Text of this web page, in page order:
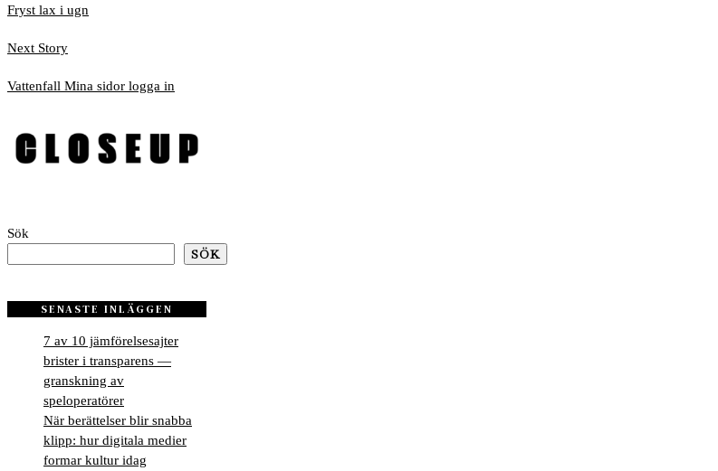
Fryst lax i ugn
Next StoryNext
Vattenfall Mina sidor logga in
Sök
SÖK
SENASTE INLÄGGEN
7 av 10 jämförelsesajter
brister i transparens —
granskning av
speloperatörer
När berättelser blir snabba
klipp: hur digitala medier
formar kultur idag